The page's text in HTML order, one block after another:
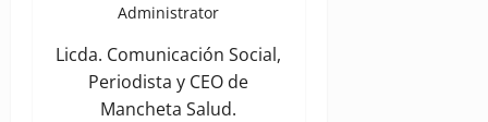
Administrator
Licda. Comunicación Social,
Periodista y CEO de
Mancheta Salud.